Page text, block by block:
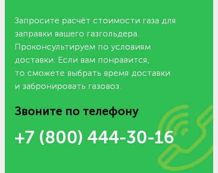
Запросите расчёт стоимости газа для
заправки вашего газгольдера.
Проконсультируем по условиям
доставки. Если вам понравится,
то сможете выбрать время доставки
и забронировать газовоз.
Звоните по телефону
+7 (800) 444-30-16